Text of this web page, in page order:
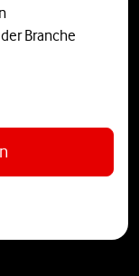
Branche